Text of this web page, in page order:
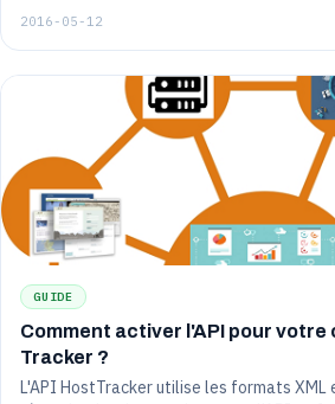
fonction d'instantané. Examinons son
2016-05-12
GUIDE
Comment activer l'API pour votre
Tracker ?
L'API HostTracker utilise les formats XML